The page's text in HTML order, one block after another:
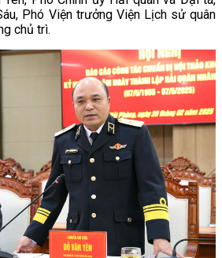
Phó Viện trưởng Viện Lịch sử quân
chủ trì.